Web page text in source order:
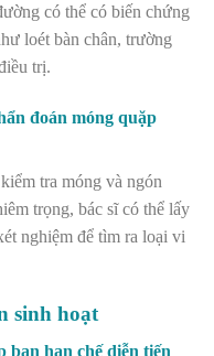
có thể có biến chứng
loét bàn chân, trường
trị.
đoán móng quặp
tra móng và ngón
trọng, bác sĩ có thể lấy
nghiệm để tìm ra loại vi
sinh hoạt
bạn hạn chế diễn tiến